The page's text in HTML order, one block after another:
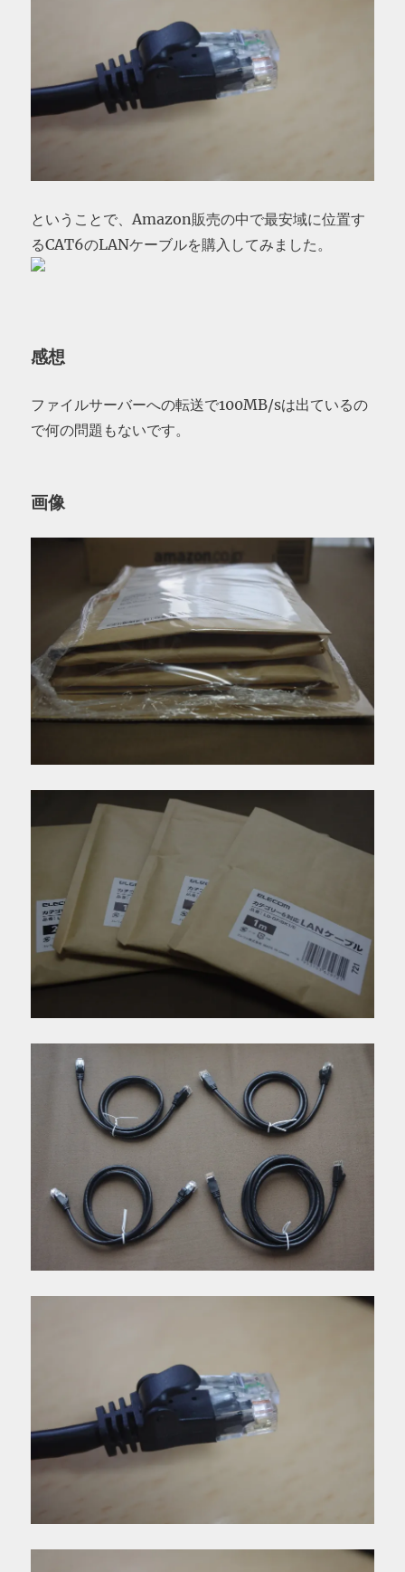
ということで、Amazon販売の中で最安域に位置す
るCAT6のLANケーブルを購入してみました。
感想
ファイルサーバーへの転送で100MB/sは出ているの
で何の問題もないです。
画像